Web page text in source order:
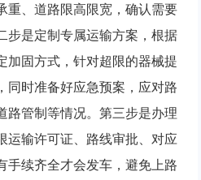
重、道路限高限宽，确认需要
步是定制专属运输方案，根据
加固方式，针对超限的器械提
同时准备好应急预案，应对路
路管制等情况。第三步是办理
运输许可证、路线审批、对应
手续齐全才会发车，避免上路